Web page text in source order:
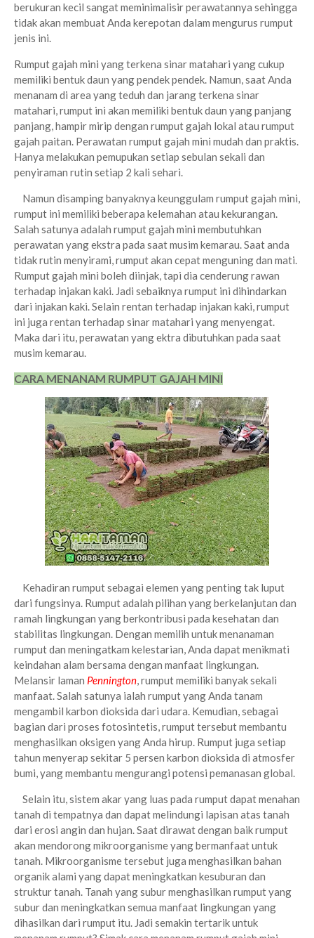
berukuran kecil sangat meminimalisir perawatannya sehingga
tidak akan membuat Anda kerepotan dalam mengurus rumput
jenis ini.
Rumput gajah mini yang terkena sinar matahari yang cukup
memiliki bentuk daun yang pendek pendek. Namun, saat Anda
menanam di area yang teduh dan jarang terkena sinar
matahari, rumput ini akan memiliki bentuk daun yang panjang
panjang, hampir mirip dengan rumput gajah lokal atau rumput
gajah paitan. Perawatan rumput gajah mini mudah dan praktis.
Hanya melakukan pemupukan setiap sebulan sekali dan
penyiraman rutin setiap 2 kali sehari.
Namun disamping banyaknya keunggulam rumput gajah mini,
rumput ini memiliki beberapa kelemahan atau kekurangan.
Salah satunya adalah rumput gajah mini membutuhkan
perawatan yang ekstra pada saat musim kemarau. Saat anda
tidak rutin menyirami, rumput akan cepat menguning dan mati.
Rumput gajah mini boleh diinjak, tapi dia cenderung rawan
terhadap injakan kaki. Jadi sebaiknya rumput ini dihindarkan
dari injakan kaki. Selain rentan terhadap injakan kaki, rumput
ini juga rentan terhadap sinar matahari yang menyengat.
Maka dari itu, perawatan yang ektra dibutuhkan pada saat
musim kemarau.
CARA MENANAM RUMPUT GAJAH MINI
Kehadiran rumput sebagai elemen yang penting tak luput
dari fungsinya. Rumput adalah pilihan yang berkelanjutan dan
ramah lingkungan yang berkontribusi pada kesehatan dan
stabilitas lingkungan. Dengan memilih untuk menanaman
rumput dan meningatkam kelestarian, Anda dapat menikmati
keindahan alam bersama dengan manfaat lingkungan.
Melansir laman Pennington, rumput memiliki banyak sekali
manfaat. Salah satunya ialah rumput yang Anda tanam
mengambil karbon dioksida dari udara. Kemudian, sebagai
bagian dari proses fotosintetis, rumput tersebut membantu
menghasilkan oksigen yang Anda hirup. Rumput juga setiap
tahun menyerap sekitar 5 persen karbon dioksida di atmosfer
bumi, yang membantu mengurangi potensi pemanasan global.
Selain itu, sistem akar yang luas pada rumput dapat menahan
tanah di tempatnya dan dapat melindungi lapisan atas tanah
dari erosi angin dan hujan. Saat dirawat dengan baik rumput
akan mendorong mikroorganisme yang bermanfaat untuk
tanah. Mikroorganisme tersebut juga menghasilkan bahan
organik alami yang dapat meningkatkan kesuburan dan
struktur tanah. Tanah yang subur menghasilkan rumput yang
subur dan meningkatkan semua manfaat lingkungan yang
dihasilkan dari rumput itu. Jadi semakin tertarik untuk